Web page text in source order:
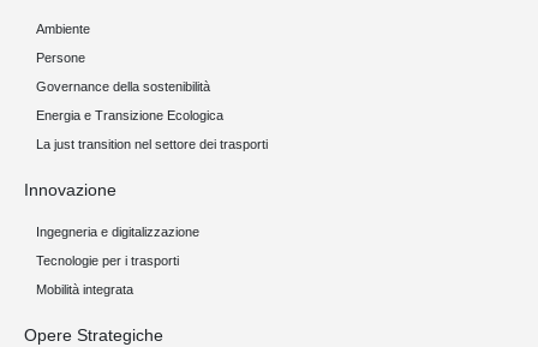
Ambiente
Persone
Governance della sostenibilità
Energia e Transizione Ecologica
La just transition nel settore dei trasporti
Innovazione
Ingegneria e digitalizzazione
Tecnologie per i trasporti
Mobilità integrata
Opere Strategiche